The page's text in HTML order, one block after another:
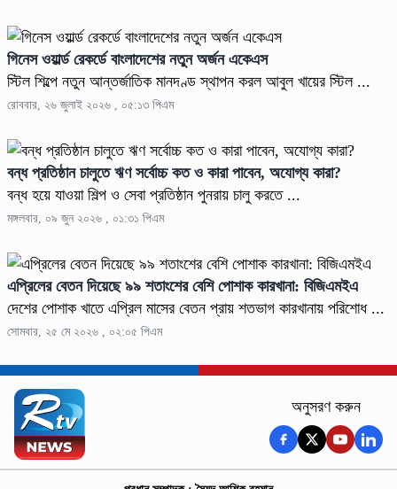
গিনেস ওয়ার্ল্ড রেকর্ডে বাংলাদেশের নতুন অর্জন একেএস
স্টিল শিল্পে নতুন আন্তর্জাতিক মানদণ্ড স্থাপন করল আবুল খায়ের স্টিল ...
রোববার, ২৬ জুলাই ২০২৬ , ০৫:১৩ পিএম
বন্ধ প্রতিষ্ঠান চালুতে ঋণ সর্বোচ্চ কত ও কারা পাবেন, অযোগ্য কারা?
বন্ধ হয়ে যাওয়া শিল্প ও সেবা প্রতিষ্ঠান পুনরায় চালু করতে ...
মঙ্গলবার, ০৯ জুন ২০২৬ , ০১:৩১ পিএম
এপ্রিলের বেতন দিয়েছে ৯৯ শতাংশের বেশি পোশাক কারখানা: বিজিএমইএ
দেশের পোশাক খাতে এপ্রিল মাসের বেতন প্রায় শতভাগ কারখানায় পরিশোধ ...
সোমবার, ২৫ মে ২০২৬ , ০২:০৫ পিএম
অনুসরণ করুন